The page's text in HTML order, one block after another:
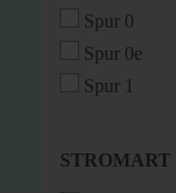
Spur 0
Spur 0e
Spur 1
STROMART
STROMART